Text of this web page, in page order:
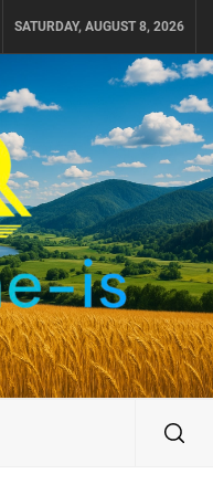
SATURDAY, AUGUST 8, 2026